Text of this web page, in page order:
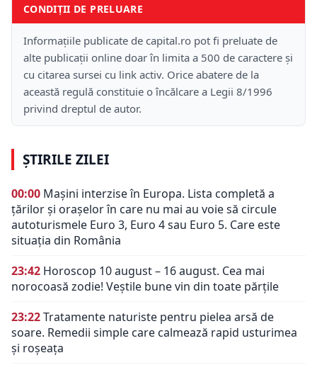
CONDIȚII DE PRELUARE
Informațiile publicate de capital.ro pot fi preluate de
alte publicații online doar în limita a 500 de caractere și
cu citarea sursei cu link activ. Orice abatere de la
această regulă constituie o încălcare a Legii 8/1996
privind dreptul de autor.
ȘTIRILE ZILEI
00:00 Mașini interzise în Europa. Lista completă a
țărilor și orașelor în care nu mai au voie să circule
autoturismele Euro 3, Euro 4 sau Euro 5. Care este
situația din România
23:42 Horoscop 10 august – 16 august. Cea mai
norocoasă zodie! Veștile bune vin din toate părțile
23:22Tratamente naturiste pentru pielea arsă de
soare. Remedii simple care calmează rapid usturimea
și roșeața